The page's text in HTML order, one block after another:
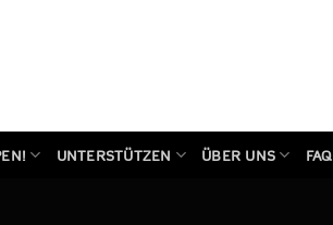
UNTERSTÜTZEN ÜBER UNS FAQ